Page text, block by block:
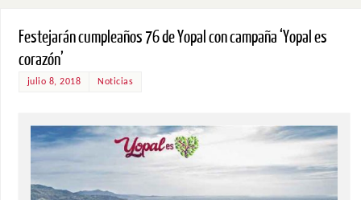
Festejarán cumpleaños 76 de Yopal con campaña ‘Yopal es
corazón’
julio 8, 2018 Noticias